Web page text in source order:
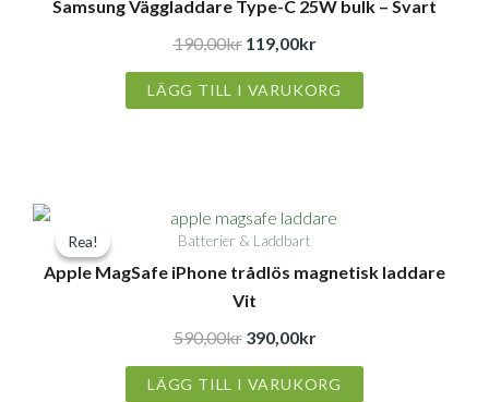
Samsung Väggladdare Type-C 25W bulk – Svart
190,00kr
priset
var:
119,00kr
priset
LÄGG TILL I VARUKORG
Rea!
Rea! Batterier & Laddbart
Apple MagSafe iPhone trådlös magnetisk laddare
Vit
590,00kr
Det
ursprungliga
priset
var:
590,00kr.
390,00kr
Det
priset
LÄGG TILL I VARUKORG